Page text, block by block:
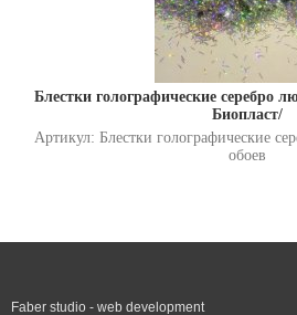
Блестки голографические серебро
Биопласт/
Артикул: Блестки голографические
обоев
Faber studio - web development